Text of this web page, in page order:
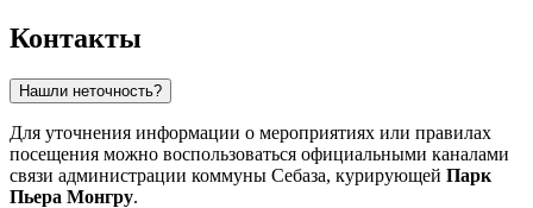
Контакты
Нашли неточность?
Для уточнения информации о мероприятиях или правилах
посещения можно воспользоваться официальными каналами
связи администрации коммуны Себаза, курирующей Парк
Пьера Монгру.